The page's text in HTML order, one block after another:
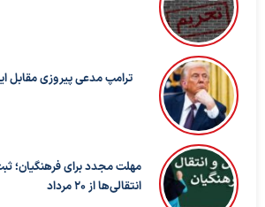
ترامپ مدعی پیروزی مقابل
مهلت مجدد برای فرهنگیان؛
انتقالی‌ها از ۲۰ مرداد